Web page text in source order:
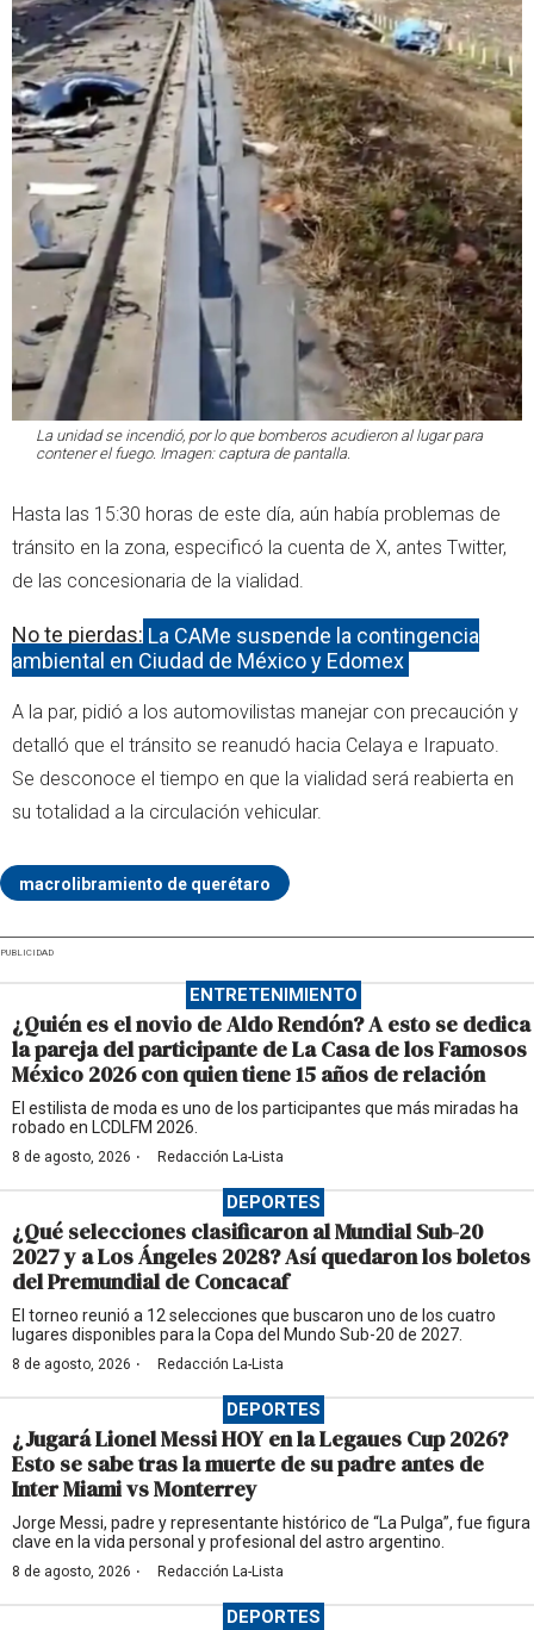
La unidad se incendió, por lo que bomberos acudieron al lugar para
contener el fuego. Imagen: captura de pantalla.
Hasta las 15:30 horas de este día, aún había problemas de
tránsito en la zona, especificó la cuenta de X, antes Twitter,
de las concesionaria de la vialidad.
No te pierdas: La CAMe suspende la contingencia
ambiental en Ciudad de México y Edomex
A la par, pidió a los automovilistas manejar con precaución y
detalló que el tránsito se reanudó hacia Celaya e Irapuato.
Se desconoce el tiempo en que la vialidad será reabierta en
su totalidad a la circulación vehicular.
macrolibramiento de querétaro
PUBLICIDAD
ENTRETENIMIENTO
¿Quién es el novio de Aldo Rendón? A esto se dedica
la pareja del participante de La Casa de los Famosos
México 2026 con quien tiene 15 años de relación
El estilista de moda es uno de los participantes que más miradas ha
robado en LCDLFM 2026.
8 de agosto, 2026 · Redacción La-Lista
DEPORTES
¿Qué selecciones clasificaron al Mundial Sub-20
2027 y a Los Ángeles 2028? Así quedaron los boletos
del Premundial de Concacaf
El torneo reunió a 12 selecciones que buscaron uno de los cuatro
lugares disponibles para la Copa del Mundo Sub-20 de 2027.
8 de agosto, 2026 · Redacción La-Lista
DEPORTES
¿Jugará Lionel Messi HOY en la Legaues Cup 2026?
Esto se sabe tras la muerte de su padre antes de
Inter Miami vs Monterrey
Jorge Messi, padre y representante histórico de “La Pulga”, fue figura
clave en la vida personal y profesional del astro argentino.
8 de agosto, 2026 · Redacción La-Lista
DEPORTES